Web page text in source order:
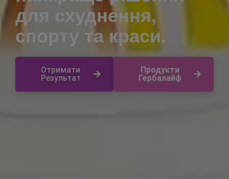
для схуднення,
спорту та краси.
Отримати
Результат
Продукти
Гербалайф